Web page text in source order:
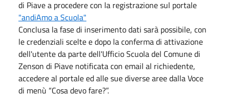
di Piave a procedere con la registrazione sul portale
"andiAmo a Scuola"
Conclusa la fase di inserimento dati sarà possibile, con
le credenziali scelte e dopo la conferma di attivazione
dell'utente da parte dell'Ufficio Scuola del Comune di
Zenson di Piave notificata con email al richiedente,
accedere al portale ed alle sue diverse aree dalla Voce
di menù “Cosa devo fare?”.